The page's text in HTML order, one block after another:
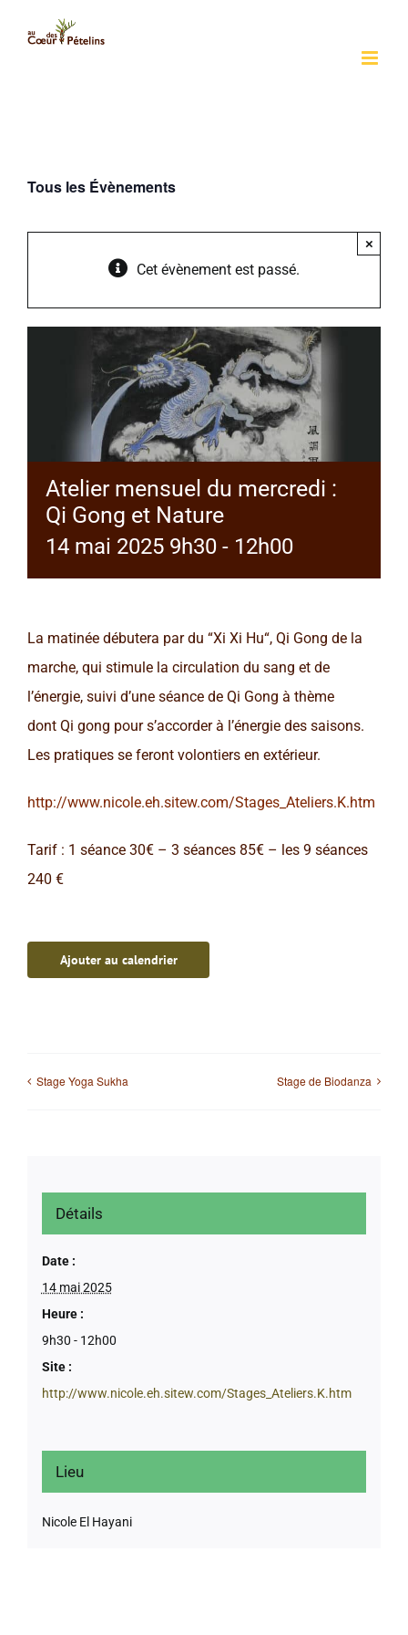
Tous les Évènements
Cet évènement est passé.
×
Atelier mensuel du mercredi :
Qi Gong et Nature
14 mai 2025 9h30 - 12h00
La matinée débutera par du “Xi Xi Hu“, Qi Gong de la
marche, qui stimule la circulation du sang et de
l’énergie, suivi d’une séance de Qi Gong à thème
dont Qi gong pour s’accorder à l’énergie des saisons.
Les pratiques se feront volontiers en extérieur.
http://www.nicole.eh.sitew.com/Stages_Ateliers.K.htm
Tarif : 1 séance 30€ – 3 séances 85€ – les 9 séances
240 €
Ajouter au calendrier
Stage Yoga Sukha Stage de Biodanza
Détails
Date :
14 mai 2025
Heure :
9h30 - 12h00
Site :
http://www.nicole.eh.sitew.com/Stages_Ateliers.K.htm
Lieu
Nicole El Hayani